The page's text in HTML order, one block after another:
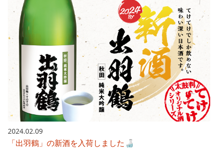
2024.02.09
「出羽鶴」の新酒を入荷しました🍶